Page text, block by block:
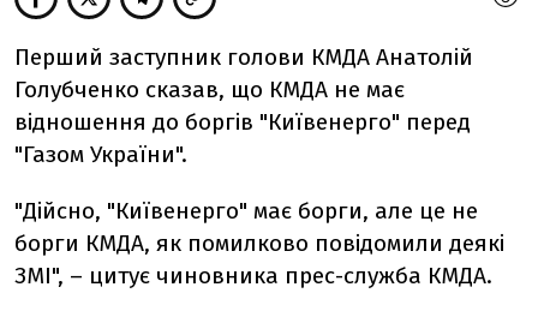
Перший заступник голови КМДА Анатолій
Голубченко сказав, що КМДА не має
відношення до боргів "Київенерго" перед
"Газом України".
"Дійсно, "Київенерго" має борги, але це не
борги КМДА, як помилково повідомили деякі
ЗМІ", – цитує чиновника прес-служба КМДА.